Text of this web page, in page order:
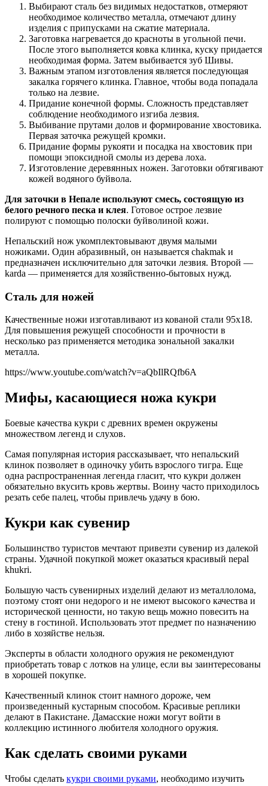
Выбирают сталь без видимых недостатков, отмеряют
необходимое количество металла, отмечают длину
изделия с припусками на сжатие материала.
Заготовка нагревается до красноты в угольной печи.
После этого выполняется ковка клинка, куску придается
необходимая форма. Затем выбивается зуб Шивы.
Важным этапом изготовления является последующая
закалка горячего клинка. Главное, чтобы вода попадала
только на лезвие.
Придание конечной формы. Сложность представляет
соблюдение необходимого изгиба лезвия.
Выбивание прутами долов и формирование хвостовика.
Первая заточка режущей кромки.
Придание формы рукояти и посадка на хвостовик при
помощи эпоксидной смолы из дерева лоха.
Изготовление деревянных ножен. Заготовки обтягивают
кожей водяного буйвола.
Для заточки в Непале используют смесь, состоящую из
белого речного песка и клея. Готовое острое лезвие
полируют с помощью полоски буйволиной кожи.
Непальский нож укомплектовывают двумя малыми
ножиками. Один абразивный, он называется chakmak и
предназначен исключительно для заточки лезвия. Второй —
karda — применяется для хозяйственно-бытовых нужд.
Сталь для ножей
Качественные ножи изготавливают из кованой стали 95х18.
Для повышения режущей способности и прочности в
несколько раз применяется методика зональной закалки
металла.
https://www.youtube.com/watch?v=aQbIlRQfb6A
Мифы, касающиеся ножа кукри
Боевые качества кукри с древних времен окружены
множеством легенд и слухов.
Самая популярная история рассказывает, что непальский
клинок позволяет в одиночку убить взрослого тигра. Еще
одна распространенная легенда гласит, что кукри должен
обязательно вкусить кровь жертвы. Воину часто приходилось
резать себе палец, чтобы привлечь удачу в бою.
Кукри как сувенир
Большинство туристов мечтают привезти сувенир из далекой
страны. Удачной покупкой может оказаться красивый nepal
khukri.
Большую часть сувенирных изделий делают из металлолома,
поэтому стоят они недорого и не имеют высокого качества и
исторической ценности, но такую вещь можно повесить на
стену в гостиной. Использовать этот предмет по назначению
либо в хозяйстве нельзя.
Эксперты в области холодного оружия не рекомендуют
приобретать товар с лотков на улице, если вы заинтересованы
в хорошей покупке.
Качественный клинок стоит намного дороже, чем
произведенный кустарным способом. Красивые реплики
делают в Пакистане. Дамасские ножи могут войти в
коллекцию истинного любителя холодного оружия.
Как сделать своими руками
Чтобы сделать кукри своими руками, необходимо изучить